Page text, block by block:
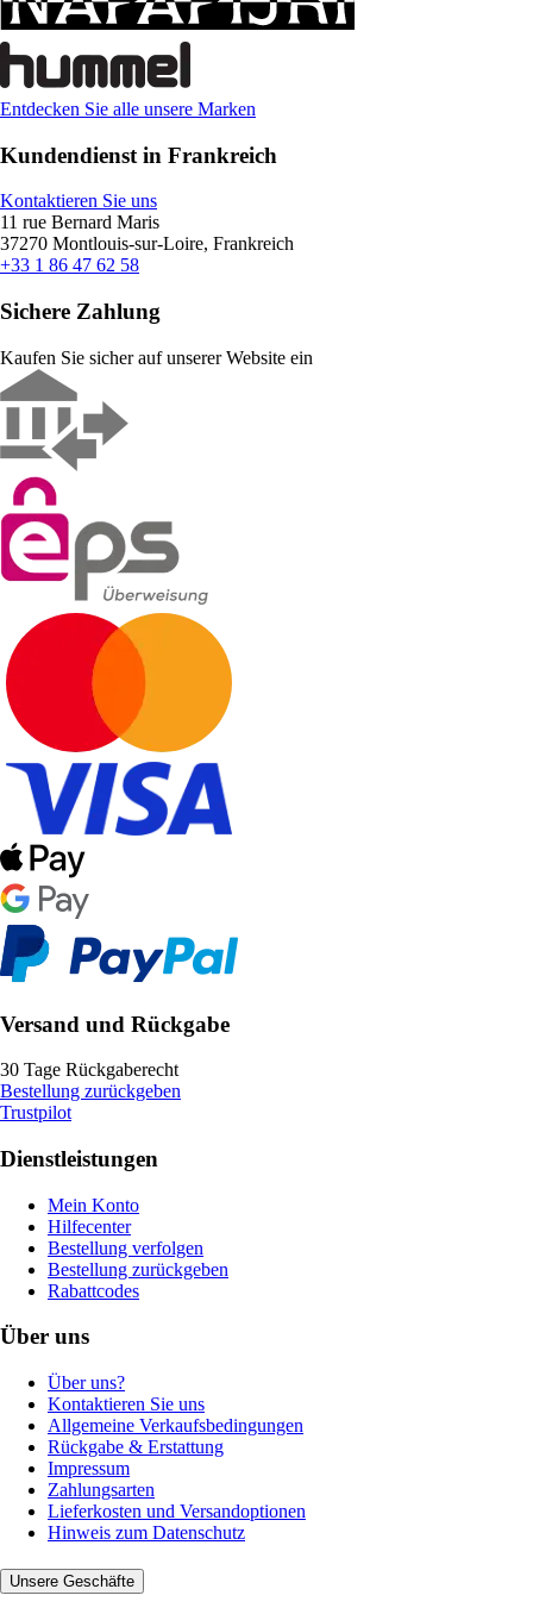
Entdecken Sie alle unsere Marken
Kundendienst in Frankreich
Kontaktieren Sie uns
11 rue Bernard Maris
37270 Montlouis-sur-Loire, Frankreich
+33 1 86 47 62 58
Sichere Zahlung
Kaufen Sie sicher auf unserer Website ein
Versand und Rückgabe
30 Tage Rückgaberecht
Bestellung zurückgeben
Trustpilot
Dienstleistungen
Mein Konto
Hilfecenter
Bestellung verfolgen
Bestellung zurückgeben
Rabattcodes
Über uns
Über uns?
Kontaktieren Sie uns
Allgemeine Verkaufsbedingungen
Rückgabe & Erstattung
Impressum
Zahlungsarten
Lieferkosten und Versandoptionen
Hinweis zum Datenschutz
Unsere Geschäfte